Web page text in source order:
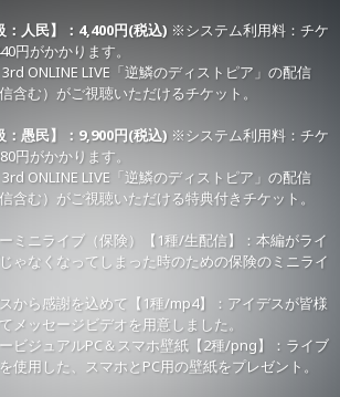
：人民】：4,400円(税込) ※システム利用料：チケ
円がかかります。
ONLINE LIVE「逆鱗のディストピア」の配信
含む）がご視聴いただけるチケット。
：愚民】：9,900円(税込) ※システム利用料：チケ
円がかかります。
ONLINE LIVE「逆鱗のディストピア」の配信
含む）がご視聴いただける特典付きチケット。
ミニライブ（保険）【1種/生配信】：本編がライ
ゃなくなってしまった時のための保険のミニライ
から感謝を込めて【1種/mp4】：アイデスが皆様
メッセージビデオを用意しました。
ビジュアルPC＆スマホ壁紙【2種/png】：ライブ
使用した、スマホとPC用の壁紙をプレゼント。